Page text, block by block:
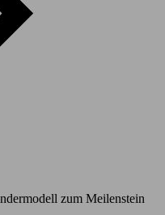
zum Meilenstein